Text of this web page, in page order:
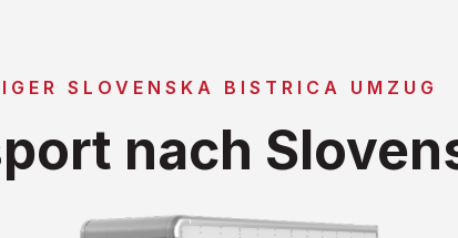
SLOVENSKA BISTRICA UMZUG
nach